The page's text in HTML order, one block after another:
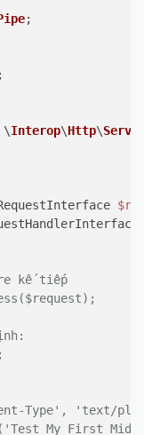
;
\Interop\Http\
kế tiếp
Type', 'text/
My First